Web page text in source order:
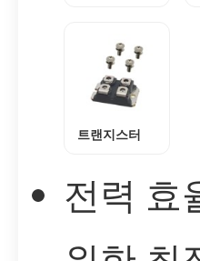
트랜지스터
전력 효